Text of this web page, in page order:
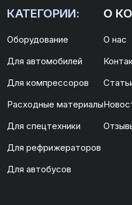
КАТЕГОРИИ:
Оборудование
Для автомобилей
Для компрессоров
Расходные материалы
Для спецтехники
Для рефрижераторов
Для автобусов
О
О нас